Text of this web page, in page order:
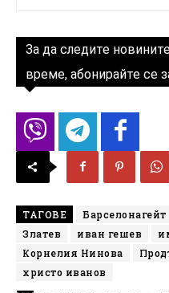
За да следите
време, абонирайте се
ТАГОВЕ Барселонагейт
Златев
иван гешев
Корнелия Нинова
христо иванов